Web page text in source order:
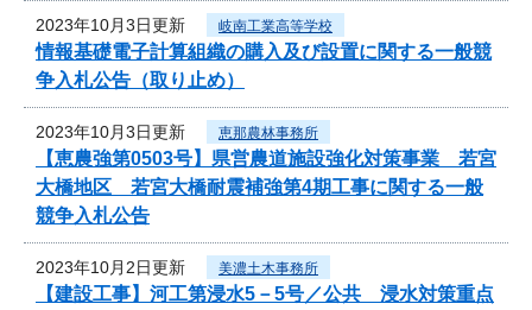
2023年10月3日更新 岐南工業高等学校
情報基礎電子計算組織の購入及び設置に関する一般競
争入札公告（取り止め）
2023年10月3日更新 恵那農林事務所
【恵農強第0503号】県営農道施設強化対策事業 若宮
大橋地区 若宮大橋耐震補強第4期工事に関する一般
競争入札公告
2023年10月2日更新 美濃土木事務所
【建設工事】河工第浸水5－5号／公共 浸水対策重点